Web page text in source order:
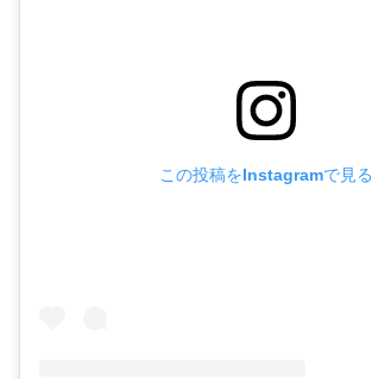
この投稿をInstagramで見る